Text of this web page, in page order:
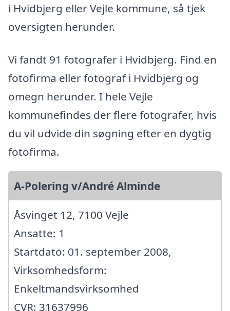
i Hvidbjerg eller Vejle kommune, så tjek
oversigten herunder.
Vi fandt 91 fotografer i Hvidbjerg. Find en
fotofirma eller fotograf i Hvidbjerg og
omegn herunder. I hele Vejle
kommunefindes der flere fotografer, hvis
du vil udvide din søgning efter en dygtig
fotofirma.
A-Polering v/André Alminde
Åsvinget 12, 7100 Vejle
Ansatte: 1
Startdato: 01. september 2008,
Virksomhedsform:
Enkeltmandsvirksomhed
CVR: 31637996